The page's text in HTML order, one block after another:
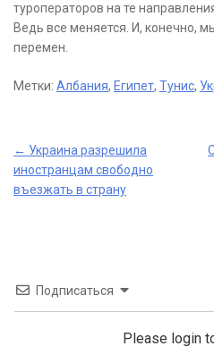
туроператоров на те
Ведь все меняется. И, конечно,
перемен.
Метки: Албания, Египет, Тунис,
Post
navigation
← Украина разрешила
иностранцам свободно
въезжать в страну
Подписаться
Please login